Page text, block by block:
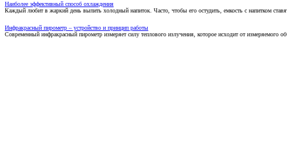
Наиболее эффективный способ охлаждения
Каждый любит в жаркий день выпить холодный напиток. Часто, чтобы его остудить, емкость с напитком
Инфракрасный пирометр – устройство и принцип работы
Современный инфракрасный пирометр измеряет силу теплового излучения, которое исходит от измеряемого